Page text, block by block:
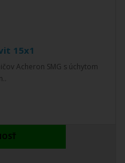
15x1
Acheron SMG s úchytom